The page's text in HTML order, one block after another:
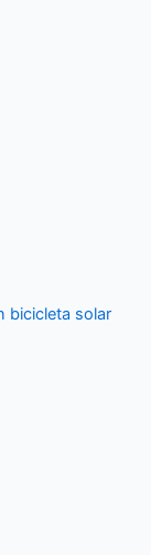
bicicleta solar